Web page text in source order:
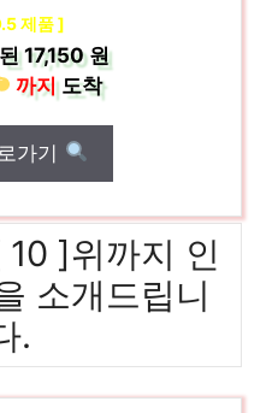
제품 ]
17,150 원
까지도착
가기
]위까지 인
소개드립니
.